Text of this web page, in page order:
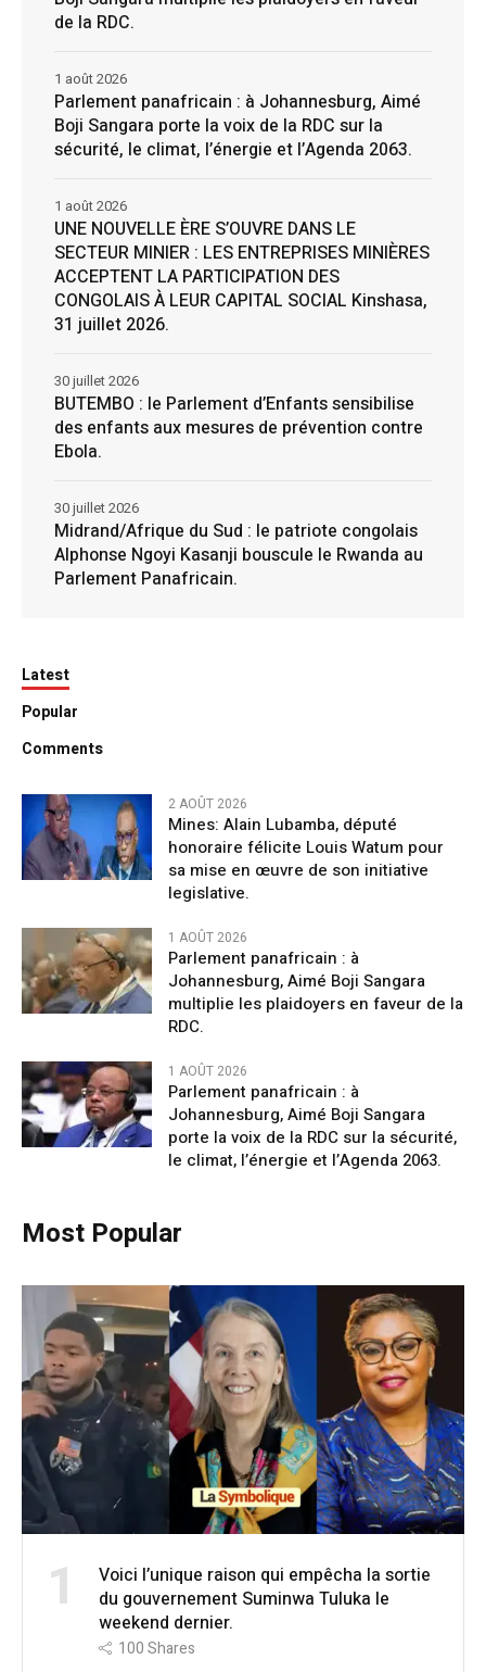
de la RDC.
Parlement panafricain : à Johannesburg, Aimé
Boji Sangara porte la voix de la RDC sur la
sécurité, le climat, l’énergie et l’Agenda 2063.
1 août 2026
UNE NOUVELLE ÈRE S’OUVRE DANS LE
SECTEUR MINIER : LES ENTREPRISES MINIÈRES
ACCEPTENT LA PARTICIPATION DES
CONGOLAIS À LEUR CAPITAL SOCIAL Kinshasa,
31 juillet 2026.
1 août 2026
BUTEMBO : le Parlement d’Enfants sensibilise
des enfants aux mesures de prévention contre
Ebola.
30 juillet 2026
Midrand/Afrique du Sud : le patriote congolais
Alphonse Ngoyi Kasanji bouscule le Rwanda au
Parlement Panafricain.
30 juillet 2026
Latest
Popular
Comments
2 AOÛT 2026
Mines: Alain Lubamba, député
honoraire félicite Louis Watum pour
sa mise en œuvre de son initiative
legislative.
1 AOÛT 2026
Parlement panafricain : à
Johannesburg, Aimé Boji Sangara
multiplie les plaidoyers en faveur de la
RDC.
1 AOÛT 2026
Parlement panafricain : à
Johannesburg, Aimé Boji Sangara
porte la voix de la RDC sur la sécurité,
le climat, l’énergie et l’Agenda 2063.
Most Popular
1
Voici l’unique raison qui empêcha la sortie
du gouvernement Suminwa Tuluka le
weekend dernier.
100Shares